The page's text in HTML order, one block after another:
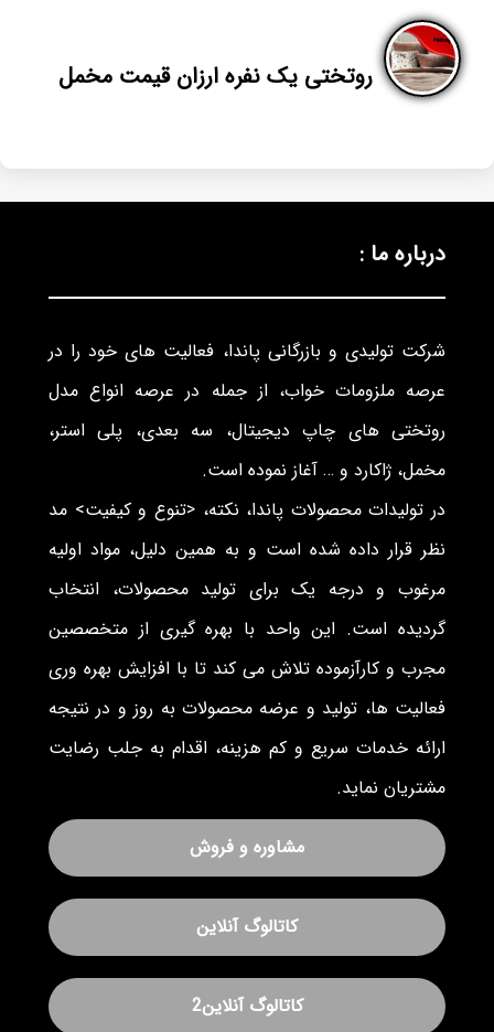
روتختی یک نفره ارزان قیمت مخمل
درباره ما :
شرکت تولیدی و بازرگانی پاندا، فعالیت های خود را در
عرصه ملزومات خواب، از جمله در عرصه انواع مدل
روتختی های چاپ دیجیتال، سه بعدی، پلی استر،
مخمل، ژاکارد و … آغاز نموده است.
در تولیدات محصولات پاندا، نکته، <تنوع و کیفیت> مد
نظر قرار داده شده است و به همین دلیل، مواد اولیه
مرغوب و درجه یک برای تولید محصولات، انتخاب
گردیده است. این واحد با بهره گیری از متخصصین
مجرب و کارآزموده تلاش می کند تا با افزایش بهره وری
فعالیت ها، تولید و عرضه محصولات به روز و در نتیجه
ارائه خدمات سریع و کم هزینه، اقدام به جلب رضایت
مشتریان نماید.
مشاوره و فروش
کاتالوگ آنلاین
کاتالوگ آنلاین2